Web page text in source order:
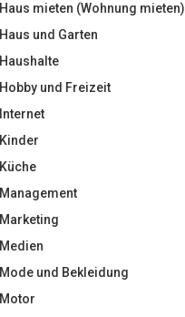
Haus mieten (Wohnung mieten)
Haus und Garten
Haushalte
Hobby und Freizeit
Internet
Kinder
Küche
Management
Marketing
Medien
Mode und Bekleidung
Motor